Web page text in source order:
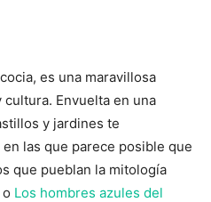
es una maravillosa
Envuelta en una
y jardines te
las que parece posible que
que pueblan la mitología
o Los hombres azules del